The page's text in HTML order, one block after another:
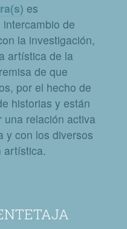
es
de
la investigación,
artística de la
de que
por el hecho de
historias y están
una relación activa
y con los diversos
artística.